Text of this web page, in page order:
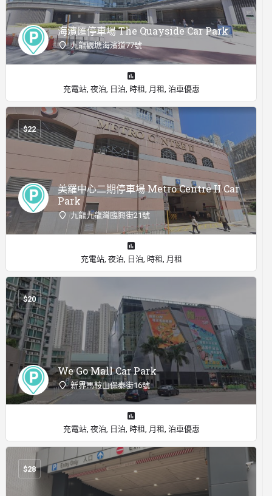
海濱匯停車場 The Quayside Car Park
九龍觀塘海濱道77號
充電站, 夜泊, 日泊, 時租, 月租, 泊車優惠
美羅中心二期停車場 Metro Centre II Car
Park
九龍九龍灣臨興街21號
$22
充電站, 夜泊, 日泊, 時租, 月租
We Go Mall Car Park
新界馬鞍山保泰街16號
$20
充電站, 夜泊, 日泊, 時租, 月租, 泊車優惠
$28